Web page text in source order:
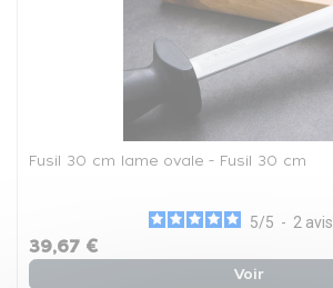
Fusil 30 cm lame ovale - Fusil 30 cm
5/5 - 2 avis
39,67 €
Voir